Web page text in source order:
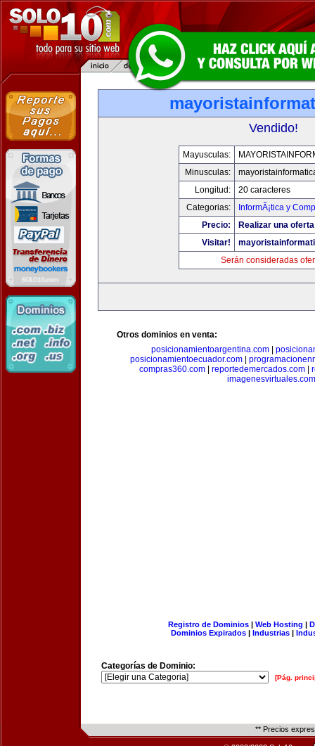
Vendido!
Mayusculas:
Minusculas:
Longitud:
20 caracteres
Categorias:
InformÃ¡tica y
Precio:
Realizar una
Visitar!
Serán consideradas
Otros dominios en venta:
posicionamientoargentina.com|
posicionamientoecuador.com
compras360.com
reportedemercados.com
imagenesvirtuales.com
Registro de Dominios| Web Hosting |
Dominios Expirados | Industrias |
Categorías de Dominio:
[Pág.
** Precios